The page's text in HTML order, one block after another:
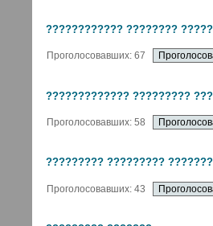
???????????? ???????? ?????
Проголосовавших: 67
????????????? ?????????
Проголосовавших: 58
????????? ????????? ???????
Проголосовавших: 43